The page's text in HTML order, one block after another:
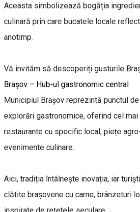
Aceasta simbolizează bogăția
culinară prin care bucatele locale
anotimp.
Vă invităm să descoperiți gusturile
Brașov – Hub-ul gastronomic central
Municipiul Brașov reprezintă punctul
explorări gastronomice, oferind cel mai
restaurante cu specific local, piețe
evenimente culinare.
Aici, tradiția întâlnește inovația, iar
clătite brașovene cu carne, brânzeturi